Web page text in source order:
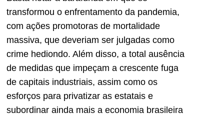
transformou o enfrentamento da pandemia,
com ações promotoras de mortalidade
massiva, que deveriam ser julgadas como
crime hediondo. Além disso, a total ausência
de medidas que impeçam a crescente fuga
de capitais industriais, assim como os
esforços para privatizar as estatais e
subordinar ainda mais a economia brasileira